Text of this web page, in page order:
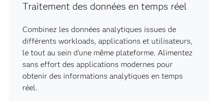
Traitement des données en temps réel
Combinez les données analytiques issues de
différents workloads, applications et utilisateurs,
le tout au sein d'une même plateforme. Alimentez
sans effort des applications modernes pour
obtenir des informations analytiques en temps
réel.